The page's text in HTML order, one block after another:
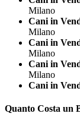
Milano
Cani in
Milano
Cani in
Milano
Cani in
Milano
Cani in
Quanto Costa un